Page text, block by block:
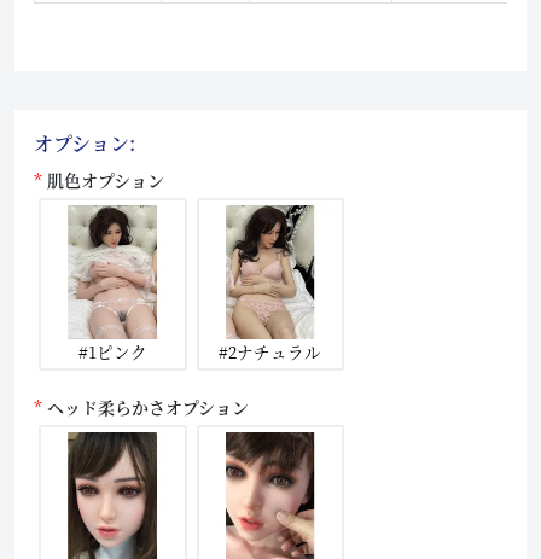
オプション:
肌色オプション
#1ピンク #2ナチュラル
ヘッド柔らかさオプション